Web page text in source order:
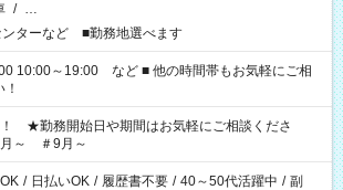
/ …
ンターなど ■勤務地選べます
19:00 など ■ 他の時間帯もお気軽にご相
★勤務開始日や期間はお気軽にご相談くださ
～ ＃9月～
/ 日払いOK / 履歴書不要 / 40～50代活躍中 / 副